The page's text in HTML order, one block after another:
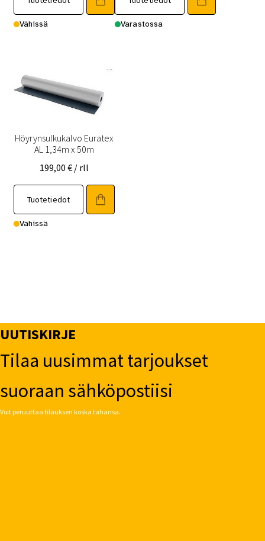
Vähissä Varastossa
Höyrynsulkukalvo Euratex
AL 1,34m x 50m
199,00 € / rll
Tuotetiedot
Vähissä
UUTISKIRJE
Tilaa uusimmat tarjoukset
suoraan sähköpostiisi
Voit peruuttaa tilauksen koska tahansa.